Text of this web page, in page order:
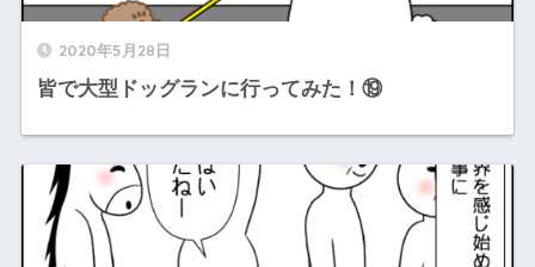
2020年5月28日
皆で大型ドッグランに行ってみた！⑲